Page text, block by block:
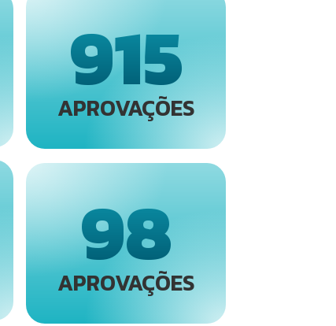
915
APROVAÇÕES
98
APROVAÇÕES